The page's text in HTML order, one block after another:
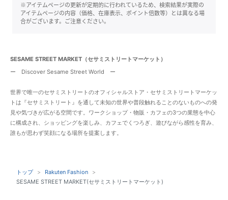
※アイテムページの更新が定期的に行われているため、検索結果が実際の
アイテムページの内容（価格、在庫表示、ポイント倍数等）とは異なる場
合がございます。ご注意ください。
SESAME STREET MARKET（セサミストリートマーケット）
ー Discover Sesame Street World ー
世界で唯一のセサミストリートのオフィシャルストア・セサミストリートマーケッ
トは『セサミストリート』を通して未知の世界や普段触れることのないものへの発
見や気づきが広がる空間です。ワークショップ・物販・カフェの3つの業態を中心
に構成され、ショッピングを楽しみ、カフェでくつろぎ、遊びながら感性を育み、
誰もが思わず笑顔になる場所を提案します。
トップ
Rakuten Fashion
SESAME STREET MARKET(セサミストリートマーケット)